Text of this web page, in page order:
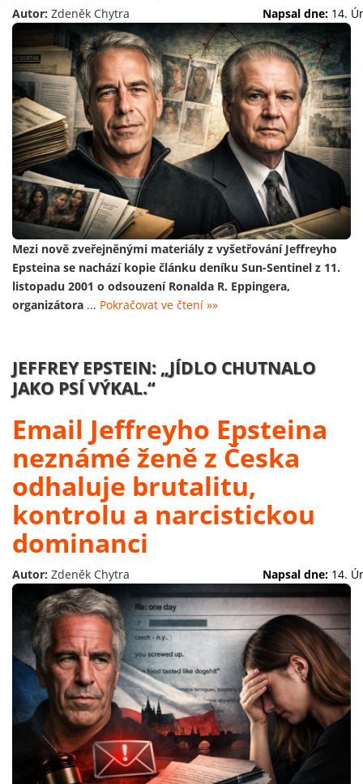
Autor: Zdeněk Chytra Napsal dne: 14.
Mezi nově zveřejněnými materiály z vyšetřování Jeffreyho
Epsteina se nachází kopie článku deníku Sun-Sentinel z 11.
listopadu 2001 o odsouzení Ronalda R. Eppingera,
organizátora ... Pokračovat ve čtení »»
JEFFREY EPSTEIN: „JÍDLO CHUTNALO
JAKO PSÍ VÝKAL.“
Email Jeffreyho Epsteina
neznámé ženě z Česka
odhaluje brutalitu,
kontrolu a narcistickou
dominanci
Autor: Zdeněk Chytra Napsal dne: 14.